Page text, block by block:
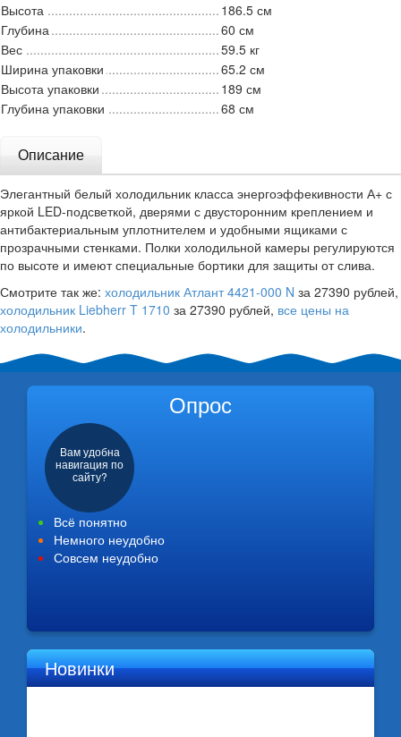
Высота
186.5 см
Глубина
60 см
Вес
59.5 кг
Ширина упаковки
65.2 см
Высота упаковки
189 см
Глубина упаковки
68 см
Описание
Элегантный белый холодильник класса энергоэффекивности А+ с
яркой LED-подсветкой, дверями с двусторонним креплением и
антибактериальным уплотнителем и удобными ящиками с
прозрачными стенками. Полки холодильной камеры регулируются
по высоте и имеют специальные бортики для защиты от слива.
Смотрите так же: холодильник Атлант 4421-000 N за 27390 рублей,
холодильник Liebherr T 1710 за 27390 рублей, все цены на
холодильники.
Опрос
Вам удобна
навигация по
сайту?
Всё понятно
Немного неудобно
Совсем неудобно
Новинки